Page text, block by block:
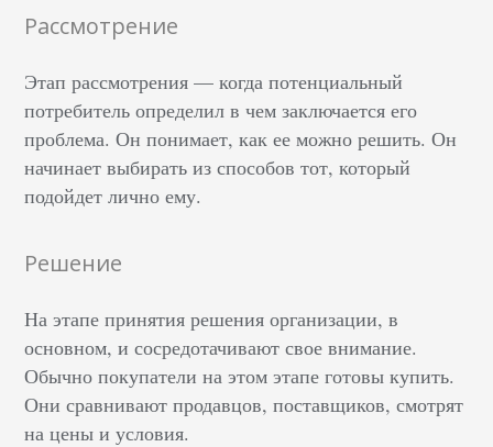
Рассмотрение
Этап рассмотрения — когда потенциальный
потребитель определил в чем заключается его
проблема. Он понимает, как ее можно решить. Он
начинает выбирать из способов тот, который
подойдет лично ему.
Решение
На этапе принятия решения организации, в
основном, и сосредотачивают свое внимание.
Обычно покупатели на этом этапе готовы купить.
Они сравнивают продавцов, поставщиков, смотрят
на цены и условия.